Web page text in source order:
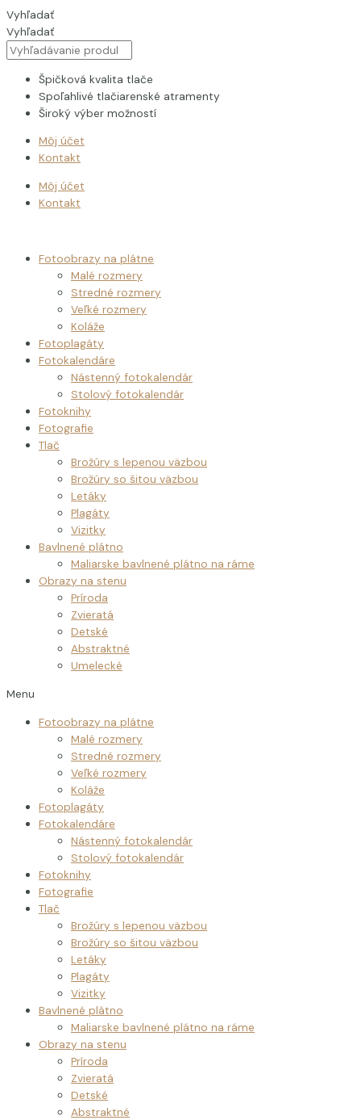
Preskočiť
na
obsah
Vyhľadať
Vyhľadať
Špičková kvalita tlače
Spoľahlivé tlačiarenské atramenty
Široký výber možností
Môj účet
Kontakt
Môj účet
Kontakt
Fotoobrazy na plátne
Malé rozmery
Stredné rozmery
Veľké rozmery
Koláže
Fotoplagáty
Fotokalendáre
Nástenný fotokalendár
Stolový fotokalendár
Fotoknihy
Fotografie
Tlač
Brožúry s lepenou väzbou
Brožúry so šitou väzbou
Letáky
Plagáty
Vizitky
Bavlnené plátno
Maliarske bavlnené plátno na ráme
Obrazy na stenu
Príroda
Zvieratá
Detské
Abstraktné
Umelecké
Menu
Fotoobrazy na plátne
Malé rozmery
Stredné rozmery
Veľké rozmery
Koláže
Fotoplagáty
Fotokalendáre
Nástenný fotokalendár
Stolový fotokalendár
Fotoknihy
Fotografie
Tlač
Brožúry s lepenou väzbou
Brožúry so šitou väzbou
Letáky
Plagáty
Vizitky
Bavlnené plátno
Maliarske bavlnené plátno na ráme
Obrazy na stenu
Príroda
Zvieratá
Detské
Abstraktné
Fotoobraz
na
plátne
na
šírku
150x100
quantity